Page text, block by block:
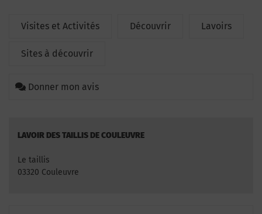
Visites et Activités Découvrir Lavoirs
Sites à découvrir
Donner mon avis
LAVOIR DES TAILLIS DE COULEUVRE
Le taillis
03320 Couleuvre